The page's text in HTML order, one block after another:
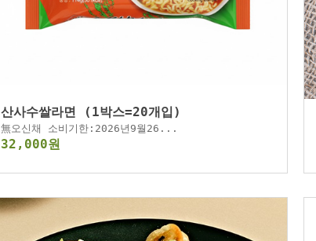
산사수쌀라면 (1박스=20개입)
無오신채 소비기한:2026년9월26...
32,000원